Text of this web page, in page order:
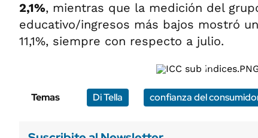
2,1%, mientras que la medición del
educativo/ingresos más bajos mostró
11,1%, siempre con respecto a julio.
1/4
Temas Di Tella confianza del